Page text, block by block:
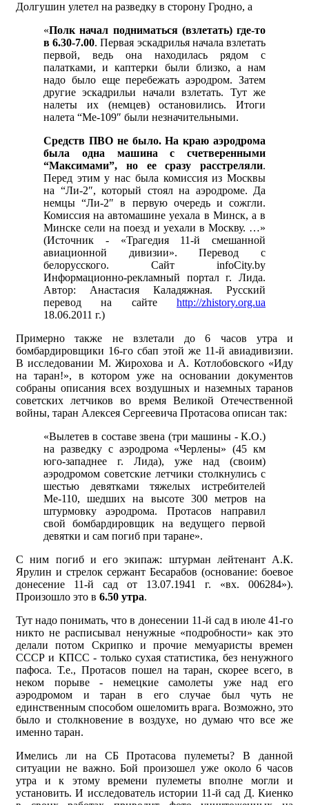
Долгушин улетел на разведку в сторону Гродно, а
«Полк начал подниматься (взлетать) где-то
в 6.30-7.00. Первая эскадрилья начала взлетать
первой, ведь она находилась рядом с
палатками, и каптерки были близко, а нам
надо было еще перебежать аэродром. Затем
другие эскадрильи начали взлетать. Тут же
налеты их (немцев) остановились. Итоги
налета “Ме-109″ были незначительными.
Средств ПВО не было. На краю аэродрома
была одна машина с счетверенными
“Максимами”, но ее сразу расстреляли.
Перед этим у нас была комиссия из Москвы
на “Ли-2″, который стоял на аэродроме. Да
немцы “Ли-2″ в первую очередь и сожгли.
Комиссия на автомашине уехала в Минск, а в
Минске сели на поезд и уехали в Москву. …»
(Источник - «Трагедия 11-й смешанной
авиационной дивизии». Перевод с
белорусского. Сайт infoCity.by
Информационно-рекламный портал г. Лида.
Автор: Анастасия Каладяжная. Русский
перевод на сайте http://zhistory.org.ua
18.06.2011 г.)
Примерно также не взлетали до 6 часов утра и
бомбардировщики 16-го сбап этой же 11-й авиадивизии.
В исследовании М. Жирохова и А. Котлобовского «Иду
на таран!», в котором уже на основании документов
собраны описания всех воздушных и наземных таранов
советских летчиков во время Великой Отечественной
войны, таран Алексея Сергеевича Протасова описан так:
«Вылетев в составе звена (три машины - К.О.)
на разведку с аэродрома «Черлены» (45 км
юго-западнее г. Лида), уже над (своим)
аэродромом советские летчики столкнулись с
шестью девятками тяжелых истребителей
Ме-110, шедших на высоте 300 метров на
штурмовку аэродрома. Протасов направил
свой бомбардировщик на ведущего первой
девятки и сам погиб при таране».
С ним погиб и его экипаж: штурман лейтенант А.К.
Ярулин и стрелок сержант Бесарабов (основание: боевое
донесение 11-й сад от 13.07.1941 г. «вх. 006284»).
Произошло это в 6.50 утра.
Тут надо понимать, что в донесении 11-й сад в июле 41-го
никто не расписывал ненужные «подробности» как это
делали потом Скрипко и прочие мемуаристы времен
СССР и КПСС - только сухая статистика, без ненужного
пафоса. Т.е., Протасов пошел на таран, скорее всего, в
неком порыве - немецкие самолеты уже над его
аэродромом и таран в его случае был чуть не
единственным способом ошеломить врага. Возможно, это
было и столкновение в воздухе, но думаю что все же
именно таран.
Имелись ли на СБ Протасова пулеметы? В данной
ситуации не важно. Бой произошел уже около 6 часов
утра и к этому времени пулеметы вполне могли и
установить. И исследователь истории 11-й сад Д. Киенко